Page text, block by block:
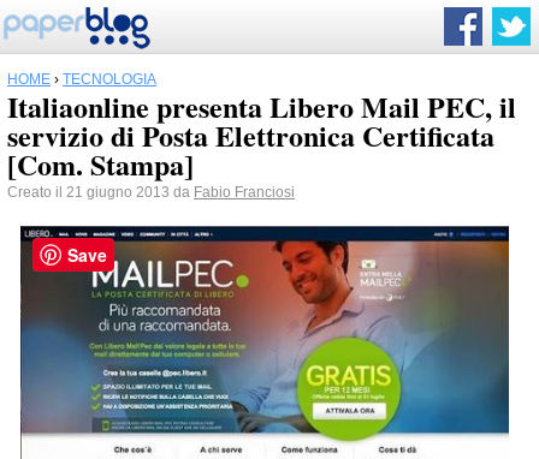
HOME › TECNOLOGIA
Italiaonline presenta Libero Mail PEC, il
servizio di Posta Elettronica Certificata
[Com. Stampa]
Creato il 21 giugno 2013 da Fabio Franciosi
Save